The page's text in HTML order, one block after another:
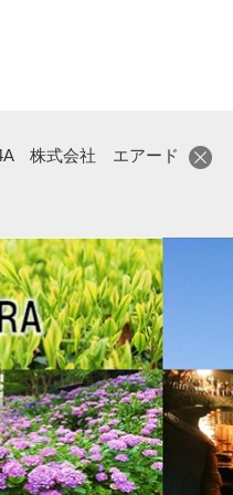
株式会社 エアード